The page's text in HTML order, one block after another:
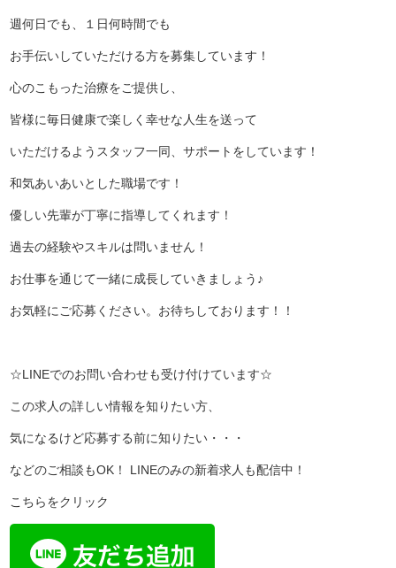
週何日でも、 １日何時間でも
お手伝いしていただける方を募集しています！
心のこもった治療をご提供し、
皆様に毎日健康で楽しく幸せな人生を送って
いただけるよう スタッフ一同、サポートをしています！
和気あいあいとした職場です！
優しい先輩が丁寧に指導してくれます！
過去の経験やスキルは問いません！
お仕事を通じて一緒に成長していきましょう♪
お気軽にご応募ください。お待ちしております！！
☆LINEでのお問い合わせも受け付けています☆
この求人の詳しい情報を知りたい方、
気になるけど応募する前に知りたい・・・
などのご相談もOK！ LINEのみの新着求人も配信中！
こちらをクリック